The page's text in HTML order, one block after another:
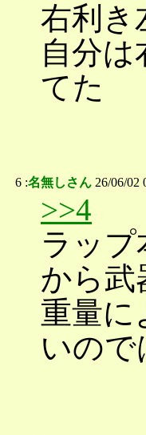
右利き
自分
てた
6 :名無しさん 26/06/02
>>4
ラッ
から武
重量に
いので